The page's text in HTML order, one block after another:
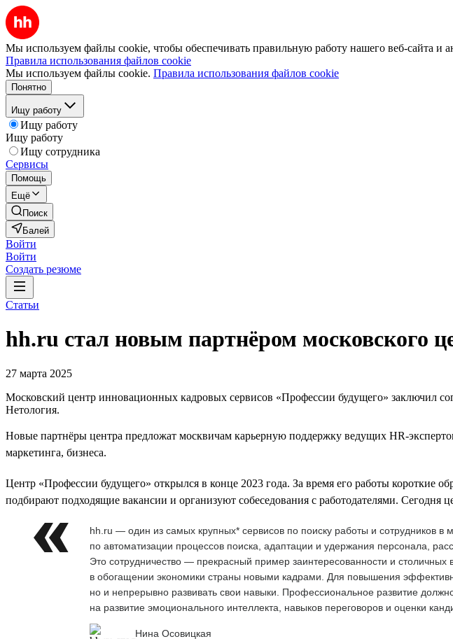
Мы используем файлы cookie, чтобы обеспечивать правильную работу нашего веб-сайта и
Правила использования файлов cookie
Мы используем файлы cookie. Правила использования файлов cookie
Понятно
Ищу работу
Ищу работу
Ищу работу
Ищу сотрудника
Сервисы
Помощь
Ещё
Поиск
Балей
Войти
Войти
Создать резюме
Статьи
hh.ru стал новым партнёром московского
27 марта 2025
Московский центр инновационных кадровых сервисов «Профессии будущего» заключил
Нетология.
Новые партнёры центра предложат москвичам карьерную поддержку ведущих HR-
маркетинга, бизнеса.
Центр «Профессии будущего» открылся в конце 2023 года. За время его работы короткие
подбирают подходящие вакансии и организуют собеседования с работодателями. Сегодня
hh.ru — один из самых крупных* сервисов по поиску работы и сотрудников
по автоматизации процессов поиска, адаптации и удержания персонала,
Это сотрудничество — прекрасный пример заинтересованности и
в обогащении экономики страны новыми кадрами. Для повышения
но и непрерывно развивать свои навыки. Профессиональное развитие
на развитие эмоционального интеллекта, навыков переговоров и оценки
Нина Осовицкая